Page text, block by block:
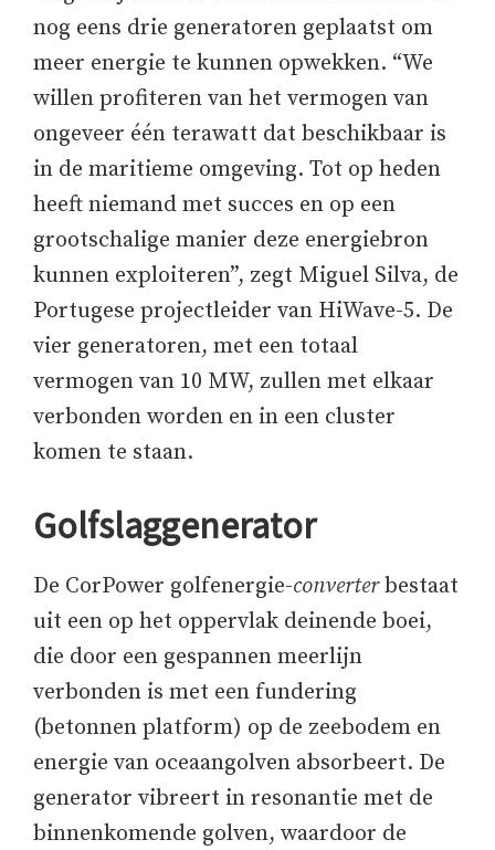
nog eens drie generatoren geplaatst om
meer energie te kunnen opwekken. “We
willen profiteren van het vermogen van
ongeveer één terawatt dat beschikbaar is
in de maritieme omgeving. Tot op heden
heeft niemand met succes en op een
grootschalige manier deze energiebron
kunnen exploiteren”, zegt Miguel Silva, de
Portugese projectleider van HiWave-5. De
vier generatoren, met een totaal
vermogen van 10 MW, zullen met elkaar
verbonden worden en in een cluster
komen te staan.
Golfslaggenerator
De CorPower golfenergie-converterbestaat
uit een op het oppervlak deinende boei,
die door een gespannen meerlijn
verbonden is met een fundering
(betonnen platform) op de zeebodem en
energie van oceaangolven absorbeert. De
generator vibreert in resonantie met de
binnenkomende golven, waardoor de